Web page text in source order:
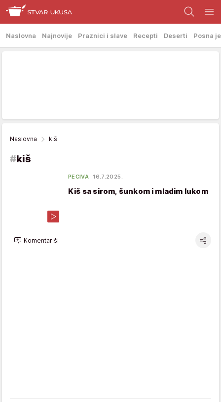
Naslovna Najnovije Praznici i slave Recepti Deserti Posna
Naslovna kiš
#kiš
PECIVA 16.7.2025.
Kiš sa sirom, šunkom i mladim lukom
Komentariši